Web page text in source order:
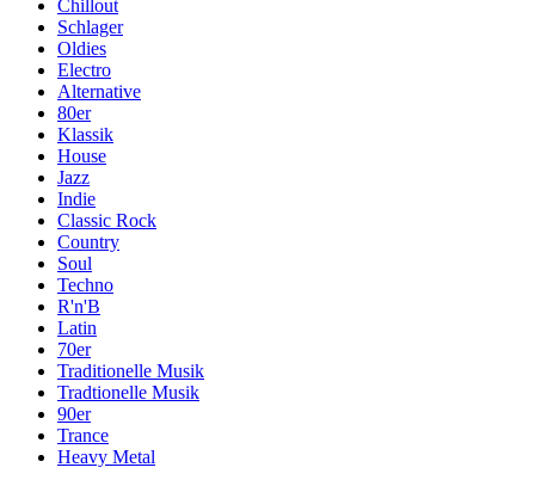
Chillout
Schlager
Oldies
Electro
Alternative
80er
Klassik
House
Jazz
Indie
Classic Rock
Country
Soul
Techno
R'n'B
Latin
70er
Traditionelle Musik
Tradtionelle Musik
90er
Trance
Heavy Metal